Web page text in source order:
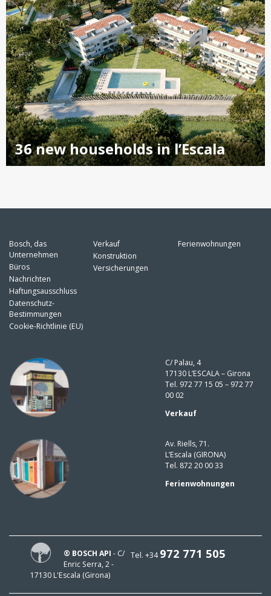
36 new households in l’Escala
Bosch, das
Unternehmen
Büros
Nachrichten
Haftungsausschluss
Datenschutz-
Bestimmungen
Cookie-Richtlinie (EU)
Verkauf
Konstruktion
Versicherungen
Ferienwohnungen
C/ Palau, 4
17130 L’ESCALA – Girona
Tel. 972 77 15 05 – 972 77
00 02
Verkauf
Av. Riells, 71.
L’Escala (GIRONA)
Tel. 872 20 00 33
Ferienwohnungen
Tel. +34972 771 505
® BOSCH API - C/
Enric Serra, 2 -
17130 L'Escala (Girona)